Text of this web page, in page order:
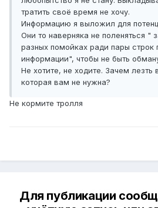
тратить своё время не хочу.
Информацию я выложил для
Они то наверняка не поленяться "
разных помойках ради пары строк
информации", чтобы не быть
Не хотите, не ходите. Зачем лезть
которая вам не нужна?
Не кормите тролля
Для публикации